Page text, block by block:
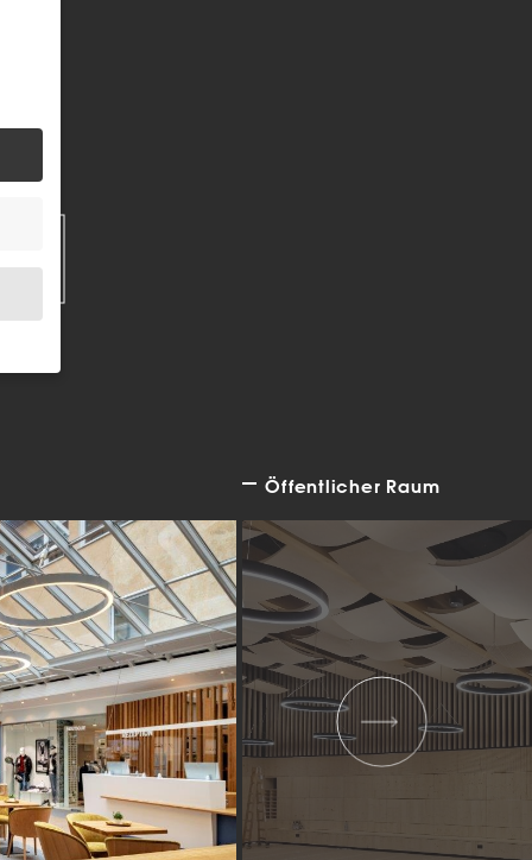
Öffentlicher Raum
.
Zurück